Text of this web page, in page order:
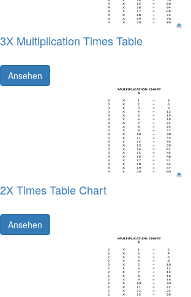
3X Multiplication Times Table
Ansehen
2X Times Table Chart
Ansehen